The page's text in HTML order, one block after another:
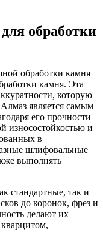
обработки
обработки камня
камня. Эта
которую
является самым
его прочности
износостойкостью и
в
шлифовальные
выполнять
стандартные, так и
до коронок, фрез и
делают их